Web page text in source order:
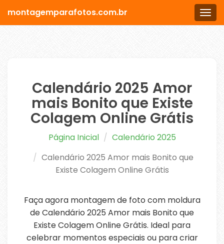
Menu
montagemparafotos.com.br
Calendário 2025 Amor
mais Bonito que Existe
Colagem Online Grátis
Página Inicial
Calendário 2025
Calendário 2025 Amor mais Bonito que
Existe Colagem Online Grátis
Faça agora montagem de foto com moldura
de Calendário 2025 Amor mais Bonito que
Existe Colagem Online Grátis. Ideal para
celebrar momentos especiais ou para criar